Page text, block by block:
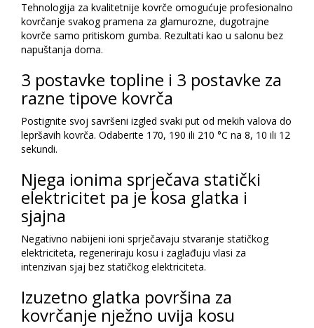
Tehnologija za kvalitetnije kovrče omogućuje profesionalno
kovrčanje svakog pramena za glamurozne, dugotrajne
kovrče samo pritiskom gumba. Rezultati kao u salonu bez
napuštanja doma.
3 postavke topline i 3 postavke za
razne tipove kovrča
Postignite svoj savršeni izgled svaki put od mekih valova do
lepršavih kovrča. Odaberite 170, 190 ili 210 °C na 8, 10 ili 12
sekundi.
Njega ionima sprječava statički
elektricitet pa je kosa glatka i
sjajna
Negativno nabijeni ioni sprječavaju stvaranje statičkog
elektriciteta, regeneriraju kosu i zaglađuju vlasi za
intenzivan sjaj bez statičkog elektriciteta.
Izuzetno glatka površina za
kovrčanje nježno uvija kosu